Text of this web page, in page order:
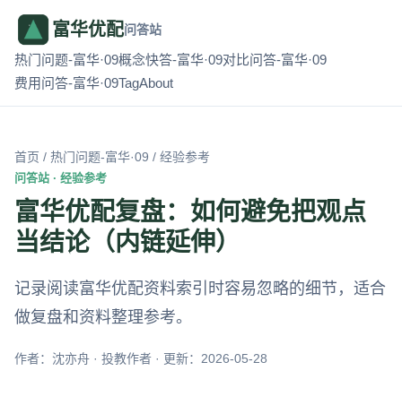
富华优配问答站
热门问题-富华·09概念快答-富华·09对比问答-富华·09
费用问答-富华·09TagAbout
首页 / 热门问题-富华·09 / 经验参考
问答站 · 经验参考
富华优配复盘：如何避免把观点
当结论（内链延伸）
记录阅读富华优配资料索引时容易忽略的细节，适合
做复盘和资料整理参考。
作者：沈亦舟 · 投教作者 · 更新：2026-05-28